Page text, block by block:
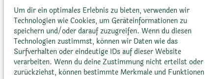
Um dir ein optimales Erlebnis zu bieten, verwenden wir
Technologien wie Cookies, um Geräteinformationen zu
speichern und/oder darauf zuzugreifen. Wenn du diesen
Technologien zustimmst, können wir Daten wie das
Surfverhalten oder eindeutige IDs auf dieser Website
verarbeiten. Wenn du deine Zustimmung nicht erteilst oder
zurückziehst, können bestimmte Merkmale und Funktionen
beitragen, besonders wenn sie in Höhe oder
Breite wächst.